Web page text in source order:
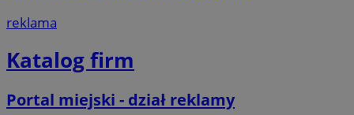
reklama
Katalog firm
Portal miejski - dział reklamy